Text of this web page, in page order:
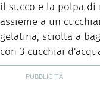
il succo e la polpa di
assieme a un
gelatina, sciolta a
con 3 cucchiai